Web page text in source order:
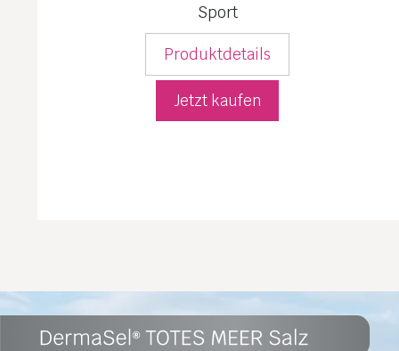
Sport
Produktdetails
Jetzt kaufen